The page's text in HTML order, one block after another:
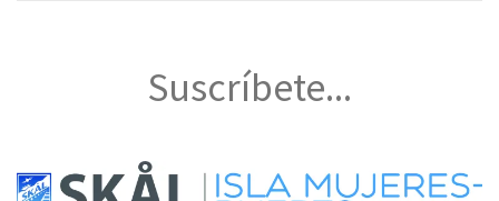
Suscríbete...